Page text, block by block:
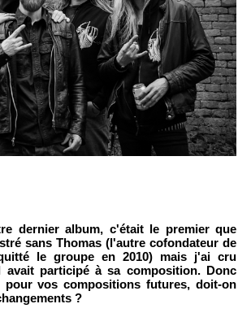
dernier album, c'était le premier que
sans Thomas (l'autre cofondateur de
le groupe en 2010) mais j'ai cru
avait participé à sa composition. Donc
pour vos compositions futures, doit-on
?